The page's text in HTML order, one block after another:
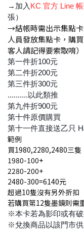
→加入 KC 官方 Line
張）
→結帳時需出示集點
人員發放集點卡，購
客人請記得要索取唷）
第一件折100元
第二件折200元
第三件折300元
..........以此類推
第九件折900元
第十件原價購買
第十一件直接送乙只
範例
買1980,2280,2480三隻
1980-100+
2280-200+
2480-300=6140元
超過10隻沒有另外折扣
若購買第12隻墨鏡則需
※本卡若為影印或有
※兌換商品以該門市